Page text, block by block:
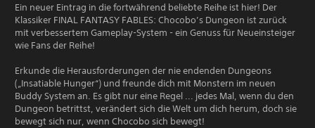
Ein neuer Eintrag in die fortwährend beliebte Reihe ist hier! Der
Klassiker FINAL FANTASY FABLES: Chocobo’s Dungeon ist zurück
mit verbessertem Gameplay-System - ein Genuss für Neueinsteiger
wie Fans der Reihe!
Erkunde die Herausforderungen der nie endenden Dungeons
(„Insatiable Hunger“) und freunde dich mit Monstern im neuen
Buddy System an. Es gibt nur eine Regel ... jedes Mal, wenn du den
Dungeon betrittst, verändert sich die Welt um dich herum, doch sie
bewegt sich nur, wenn Chocobo sich bewegt!